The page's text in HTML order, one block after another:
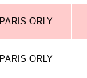
PARIS ORLY
PARIS ORLY